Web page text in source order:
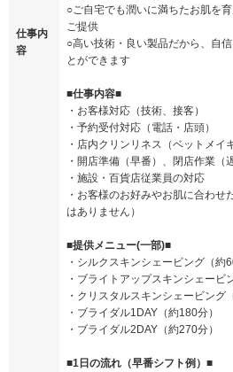
仕事内
容
○ご自宅でも潤いに満ちたお肌を
ご提供
○高い技術・良い製品だから、自
とができます
■仕事内容■
・お客様対応（技術、接客）
・予約受付対応（電話・店頭）
・店内クリンリネス（ベットメイ
・開店準備（早番）、閉店作業（
・施設・百貨店従業員の対応
・お客様のお好みやお肌に合わせ
はありません）
■提供メニュー(一部)■
・シルクスキンシェービング（約
・ブライトアップスキンシェービ
・クリスタルスキンシェービング
・ブライダル1DAY（約180分）
・ブライダル2DAY（約270分）
■1日の流れ（早番シフト例）■